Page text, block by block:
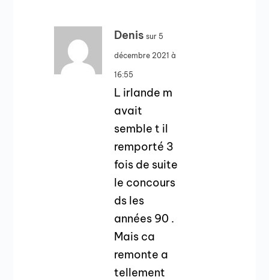
Denis sur 5
décembre 2021 à
16:55
L irlande m
avait
semble t il
remporté 3
fois de suite
le concours
ds les
années 90 .
Mais ca
remonte a
tellement